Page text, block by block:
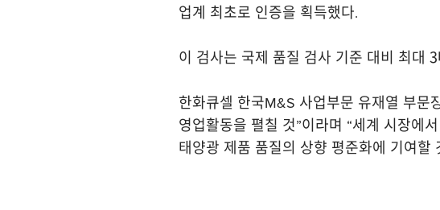
업계 최초로 인증을 획득했다.
이 검사는 국제 품질 검사 기준 대비 최대
한화큐셀 한국M&S 사업부문 유재열 부문
영업활동을 펼칠 것”이라며 “세계 시장에
태양광 제품 품질의 상향 평준화에 기여할